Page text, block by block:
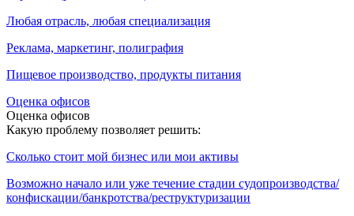
Любая отрасль, любая специализация
Реклама, маркетинг, полиграфия
Пищевое производство, продукты питания
Оценка офисов
Оценка офисов
Какую проблему позволяет решить:
Сколько стоит мой бизнес или мои активы
Возможно начало или уже течение стадии судопроизводства/
конфискации/банкротства/реструктуризации